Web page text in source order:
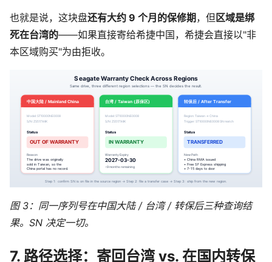
也就是说，这块盘还有大约 9 个月的保修期，但区域是绑
死在台湾的——如果直接寄给希捷中国，希捷会直接以"非
本区域购买"为由拒收。
图 3：同一序列号在中国大陆 / 台湾 / 转保后三种查询结
果。SN 决定一切。
7. 路径选择：寄回台湾 vs. 在国内转保